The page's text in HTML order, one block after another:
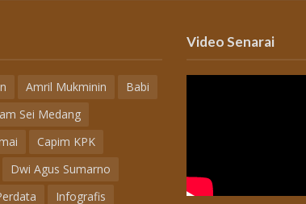
Amril Mukminin
Babi
Sei Medang
Capim KPK
Dwi Agus Sumarno
Infografis
Video Senarai